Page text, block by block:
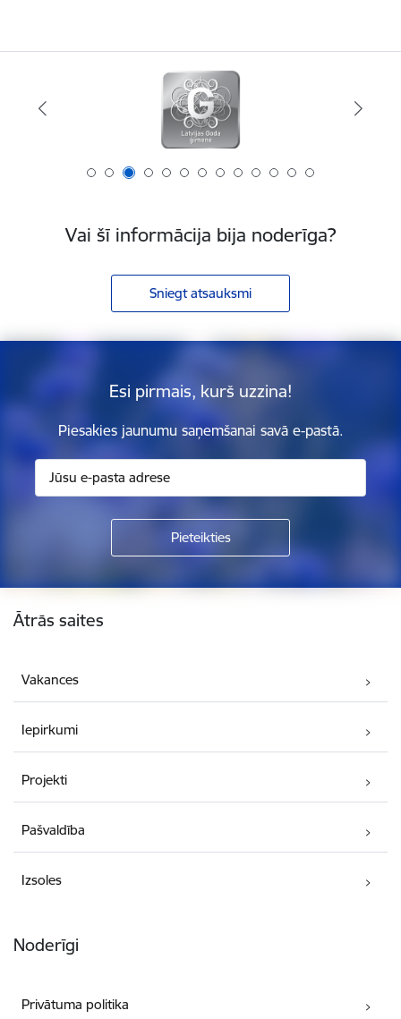
Vai šī informācija bija noderīga?
Sniegt atsauksmi
Esi pirmais, kurš uzzina!
Piesakies jaunumu saņemšanai savā e-pastā.
Kājene
Ātrās saites
Vakances
Iepirkumi
Projekti
Pašvaldība
Izsoles
Noderīgi
Privātuma politika